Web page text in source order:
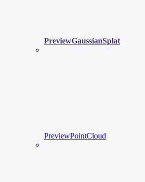
PreviewGaussianSplat
PreviewPointCloud